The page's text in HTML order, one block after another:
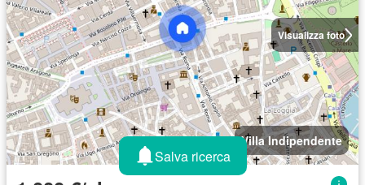
Visualizza foto
Villa Indipendente
Salva ricerca